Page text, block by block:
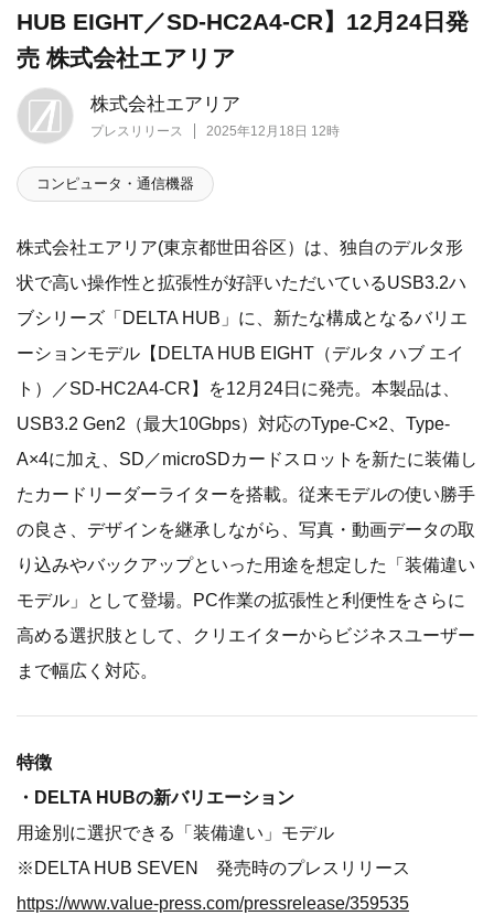
株式会社エアリア
プレスリリース 2025年12月18日 12時
HUB EIGHT／SD-HC2A4-CR】12月24日発
売 株式会社エアリア
コンピュータ・通信機器
株式会社エアリア(東京都世田谷区）は、独自のデルタ形
状で高い操作性と拡張性が好評いただいているUSB3.2ハ
ブシリーズ「DELTA HUB」に、新たな構成となるバリエ
ーションモデル【DELTA HUB EIGHT（デルタ ハブ エイ
ト）／SD-HC2A4-CR】を12月24日に発売。本製品は、
USB3.2 Gen2（最大10Gbps）対応のType-C×2、Type-
A×4に加え、SD／microSDカードスロットを新たに装備し
たカードリーダーライターを搭載。従来モデルの使い勝手
の良さ、デザインを継承しながら、写真・動画データの取
り込みやバックアップといった用途を想定した「装備違い
モデル」として登場。PC作業の拡張性と利便性をさらに
高める選択肢として、クリエイターからビジネスユーザー
まで幅広く対応。
特徴
・DELTA HUBの新バリエーション
用途別に選択できる「装備違い」モデル
※DELTA HUB SEVEN 発売時のプレスリリース
https://www.value-press.com/pressrelease/359535